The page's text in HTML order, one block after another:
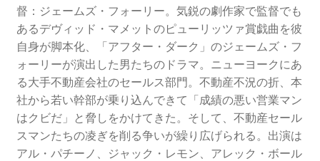
督：ジェームズ・フォーリー。気鋭の劇作家で監督でも
あるデヴィッド・マメットのピューリッツァ賞戯曲を彼
自身が脚本化、「アフター・ダーク」のジェームズ・フ
ォーリーが演出した男たちのドラマ。ニューヨークにあ
る大手不動産会社のセールス部門。不動産不況の折、本
社から若い幹部が乗り込んできて「成績の悪い営業マン
はクビだ」と脅しをかけてきた。そして、不動産セール
スマンたちの凌ぎを削る争いが繰り広げられる。出演は
アル・パチーノ、ジャック・レモン、アレック・ボール